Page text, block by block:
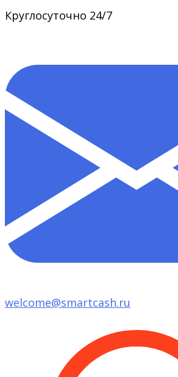
Круглосуточно 24/7
welcome@smartcash.ru